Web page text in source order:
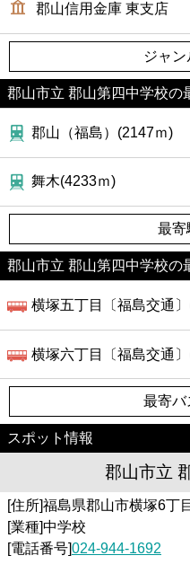
ホテル
郡山信用金庫 東支店
ジャ
郡山市立 郡山第四中学校の
郡山（福島）(2147ｍ)
舞木(4233ｍ)
最寄
郡山市立 郡山第四中学校の
横塚五丁目〔福島交通
横塚六丁目〔福島交通
最寄バ
スポット情報
郡山市立
[住所]福島県郡山市横塚6丁
[業種]中学校
[電話番号]024-944-1692